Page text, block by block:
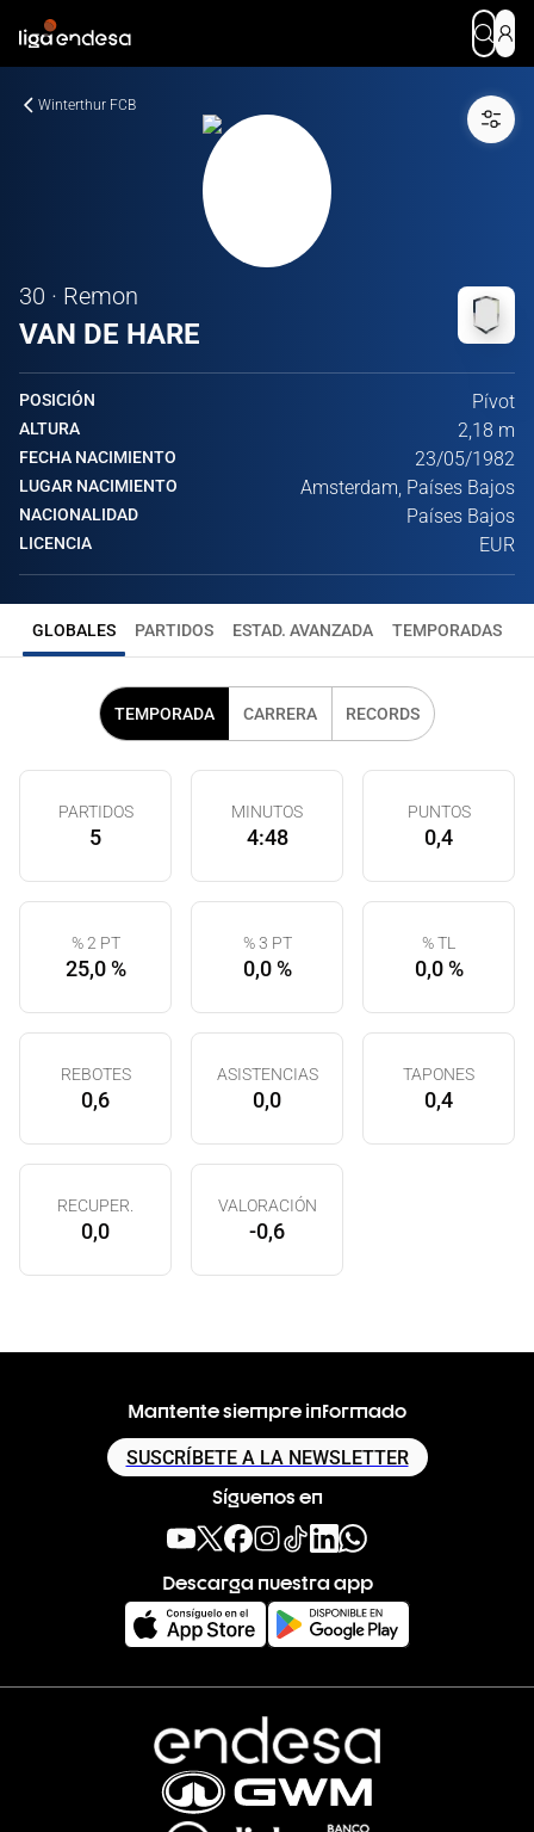
Winterthur FCB
30 · Remon
VAN DE HARE
POSICIÓN Pívot
ALTURA 2,18 m
FECHA NACIMIENTO 23/05/1982
LUGAR NACIMIENTO Amsterdam, Países Bajos
NACIONALIDAD Países Bajos
LICENCIA EUR
GLOBALES PARTIDOS ESTAD. AVANZADA TEMPORADAS
TEMPORADA CARRERA RECORDS
PARTIDOS
5
MINUTOS
4:48
PUNTOS
0,4
% 2 PT
25,0 %
% 3 PT
0,0 %
% TL
0,0 %
REBOTES
0,6
ASISTENCIAS
0,0
TAPONES
0,4
RECUPER.
0,0
VALORACIÓN
-0,6
Mantente siempre informado
SUSCRÍBETE A LA NEWSLETTER
Síguenos en
Descarga nuestra app